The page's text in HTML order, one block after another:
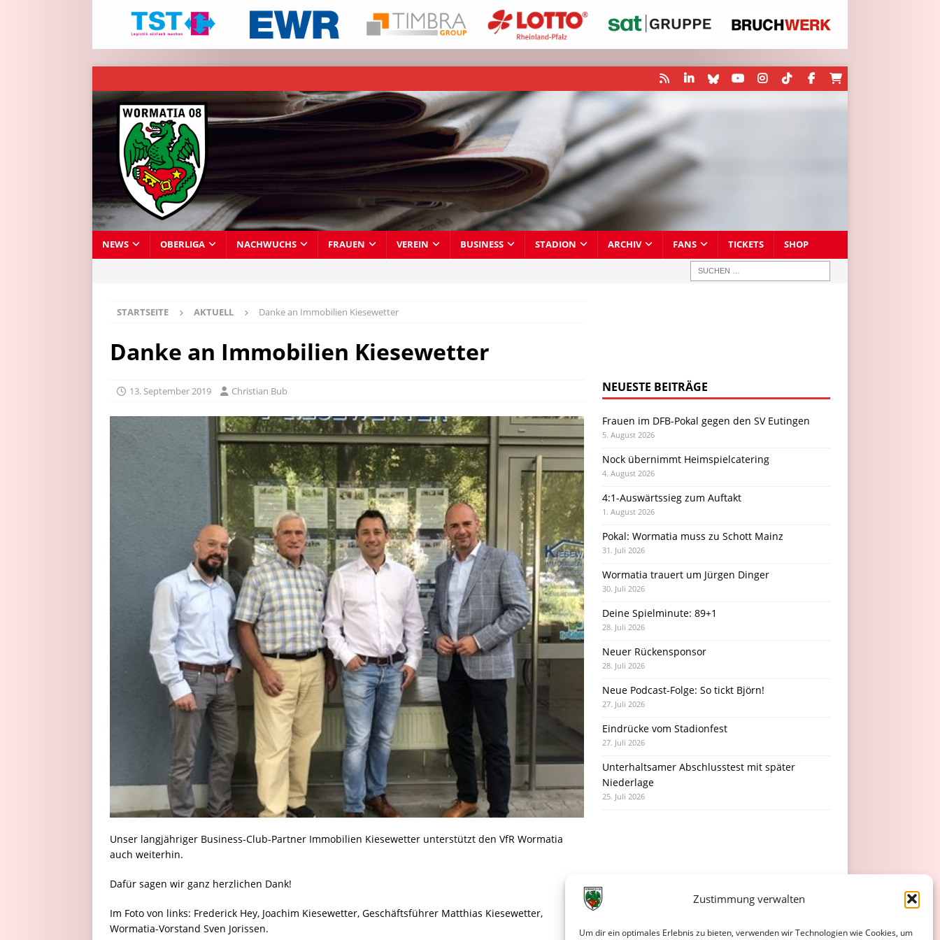
Zustimmung verwalten
Um dir ein optimales Erlebnis zu bieten, verwenden wir Technologien wie Cookies, um
NEWS OBERLIGA NACHWUCHS FRAUEN VEREIN BUSINESS STADION ARCHIV FANS TICKETS SHOP
STARTSEITE AKTUELL Danke an Immobilien Kiesewetter
Danke an Immobilien Kiesewetter
13. September 2019 Christian Bub
Unser langjähriger Business-Club-Partner Immobilien Kiesewetter unterstützt den VfR Wormatia
auch weiterhin.
Dafür sagen wir ganz herzlichen Dank!
Im Foto von links: Frederick Hey, Joachim Kiesewetter, Geschäftsführer Matthias Kiesewetter,
Wormatia-Vorstand Sven Jorissen.
NEUESTE BEITRÄGE
Frauen im DFB-Pokal gegen den SV Eutingen
5. August 2026
Nock übernimmt Heimspielcatering
4. August 2026
4:1-Auswärtssieg zum Auftakt
1. August 2026
Pokal: Wormatia muss zu Schott Mainz
31. Juli 2026
Wormatia trauert um Jürgen Dinger
30. Juli 2026
Deine Spielminute: 89+1
28. Juli 2026
Neuer Rückensponsor
28. Juli 2026
Neue Podcast-Folge: So tickt Björn!
27. Juli 2026
Eindrücke vom Stadionfest
27. Juli 2026
Unterhaltsamer Abschlusstest mit später
Niederlage
25. Juli 2026